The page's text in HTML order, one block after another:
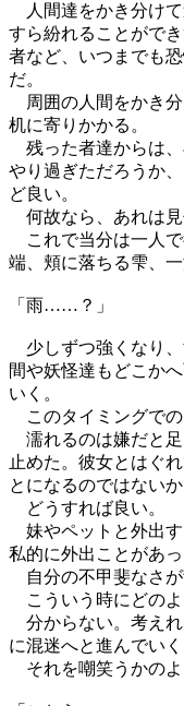
人間達をかき分けて
すら紛れることがで
者など、いつまでも
だ。
周囲の人間をかき分
机に寄りかかる。
残った者達からは、
やり過ぎただろうか
ど良い。
何故なら、あれは見
これで当分は一人で
端、頬に落ちる雫、一
「雨……？」
少しずつ強くなり、
間や妖怪達もどこか
いく。
このタイミングでの
濡れるのは嫌だと足
止めた。彼女とはぐ
とになるのではないか
どうすれば良い。
妹やペットと外出す
私的に外出ことがあっ
自分の不甲斐なさが
こういう時にどのよ
分からない。考えれ
に混迷へと進んでいく
それを嘲笑うかのよ